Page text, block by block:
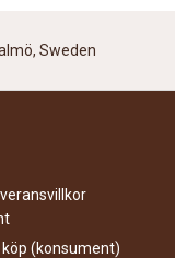
Sweden
(konsument)